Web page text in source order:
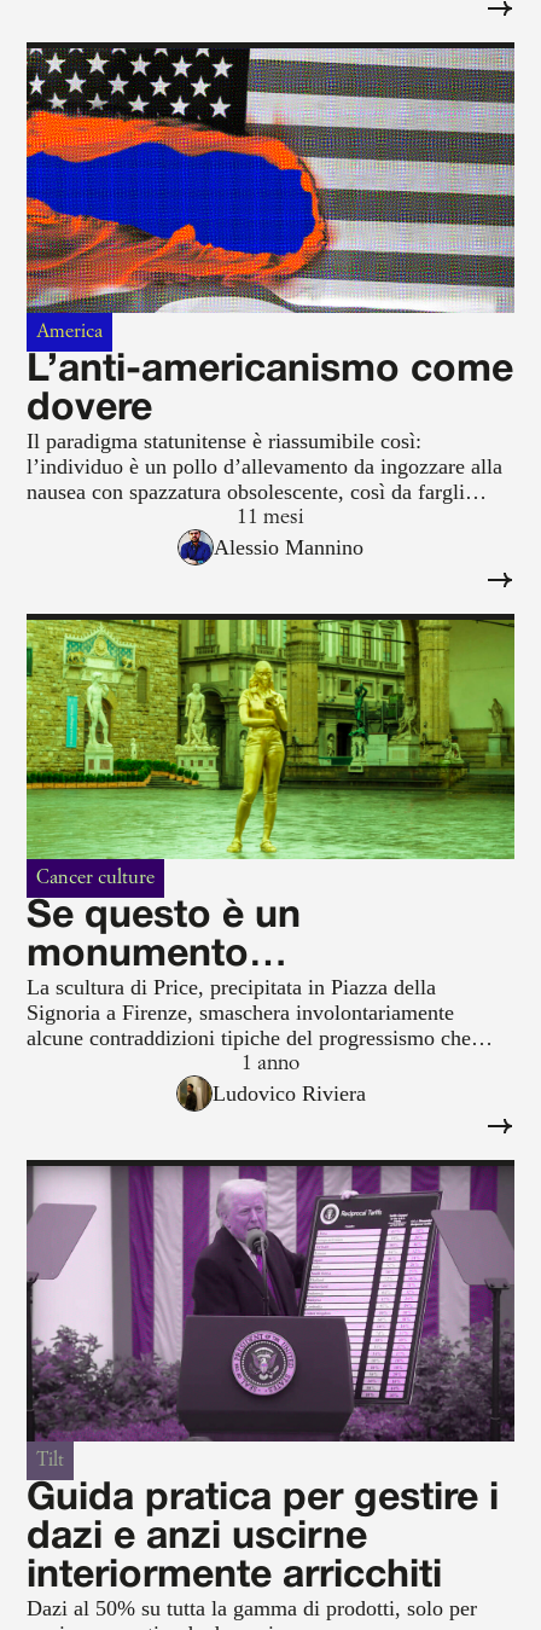
America
L’anti-americanismo come
dovere
Il paradigma statunitense è riassumibile così:
l’individuo è un pollo d’allevamento da ingozzare alla
nausea con spazzatura obsolescente, così da fargli
credere di essere libero in quanto, titillato nel suo
delirio di onnipotenza infantile, sceglie fra venticinque
marche della stessa merda di pseudo-artista.
11 mesi
Alessio Mannino
Cancer culture
Se questo è un
monumento…
La scultura di Price, precipitata in Piazza della
Signoria a Firenze, smaschera involontariamente
alcune contraddizioni tipiche del progressismo che
vorrebbe invece catalizzare.1 anno
Ludovico Riviera
Tilt
Guida pratica per gestire i
dazi e anzi uscirne
interiormente arricchiti
Dazi al 50% su tutta la gamma di prodotti, solo per